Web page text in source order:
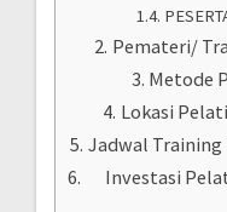
Pemateri/
Metode
Lokasi
Jadwal Training
Investasi